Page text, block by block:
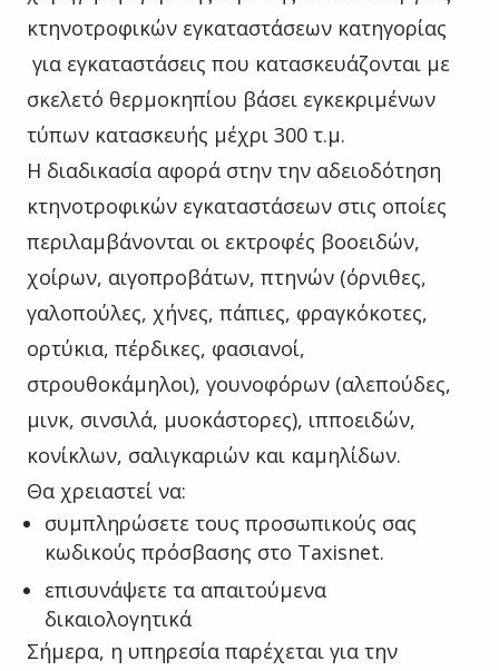
κτηνοτροφικών εγκαταστάσεων κατηγορίας
για εγκαταστάσεις που κατασκευάζονται με
σκελετό θερμοκηπίου βάσει εγκεκριμένων
τύπων κατασκευής μέχρι 300 τ.μ.
Η διαδικασία αφορά στην την αδειοδότηση
κτηνοτροφικών εγκαταστάσεων στις οποίες
περιλαμβάνονται οι εκτροφές βοοειδών,
χοίρων, αιγοπροβάτων, πτηνών (όρνιθες,
γαλοπούλες, χήνες, πάπιες, φραγκόκοτες,
ορτύκια, πέρδικες, φασιανοί,
στρουθοκάμηλοι), γουνοφόρων (αλεπούδες,
μινκ, σινσιλά, μυοκάστορες), ιπποειδών,
κονίκλων, σαλιγκαριών και καμηλίδων.
Θα χρειαστεί να:
συμπληρώσετε τους προσωπικούς σας
κωδικούς πρόσβασης στο Taxisnet.
επισυνάψετε τα απαιτούμενα
δικαιολογητικά
Σήμερα, η υπηρεσία παρέχεται για την